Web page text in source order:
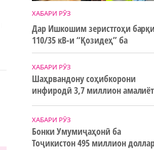
ХАБАРИ РӮЗ
Дар Ишкошим зеристгоҳи
110/35 кВ-и “Қозидеҳ” ба
истифода дода мешавад
ХАБАРИ РӮЗ
Шаҳрвандону соҳибкорони
инфиродӣ 3,7 миллион
ХАБАРИ РӮЗ
Бонки Умумиҷаҳонӣ ба
Тоҷикистон 495 миллион